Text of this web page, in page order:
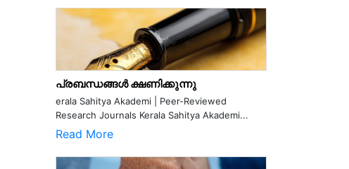
പ്രബന്ധങ്ങൾ ക്ഷണിക്കുന്നു
erala Sahitya Akademi | Peer-Reviewed
Research Journals Kerala Sahitya Akademi...
Read More